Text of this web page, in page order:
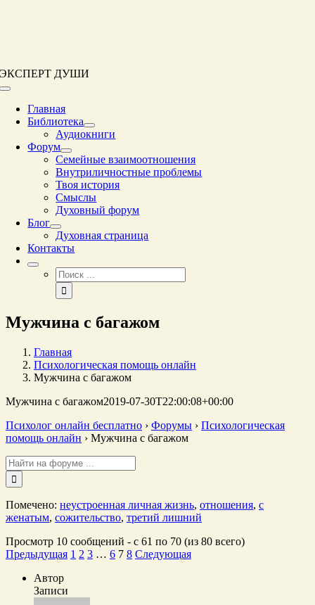
ЭКСПЕРТ ДУШИ
Переключение
навигацииГлавная
Библиотека
Аудиокниги
Форум
Семейные взаимоотношения
Внутриличностные проблемы
Твоя история
Смыслы
Духовный форум
Блог
Духовная страница
Контакты
Результат
поиска:
Мужчина с багажом
Главная
Психологическая помощь онлайн
Мужчина с багажом
Мужчина с багажом2019-07-30T22:00:08+00:00
Психолог онлайн бесплатно › Форумы › Психологическая
помощь онлайн › Мужчина с багажом
Поиск:
Помечено: неустроенная личная жизнь, отношения, с
женатым, сожительство, третий лишний
Просмотр 10 сообщений - с 61 по 70 (из 80 всего)
Предыдущая 1 2 3 … 6 7 8 Следующая
Автор
Записи